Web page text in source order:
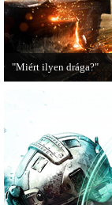
"Miért ilyen drága?"
A PC Guru utánajárt,